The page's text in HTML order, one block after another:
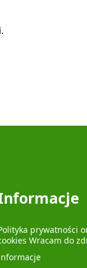
prywatności
Wracam do